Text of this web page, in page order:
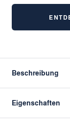
Beschreibung
Eigenschaften